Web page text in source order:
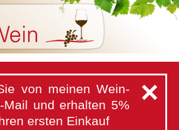
✕
von meinen Wein-
Mail und erhalten 5%
ersten Einkauf